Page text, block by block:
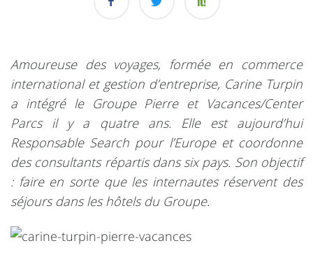
Amoureuse des voyages, formée en commerce
international et gestion d’entreprise, Carine Turpin
a intégré le Groupe Pierre et Vacances/Center
Parcs il y a quatre ans. Elle est aujourd’hui
Responsable Search pour l’Europe et coordonne
des consultants répartis dans six pays. Son objectif
: faire en sorte que les internautes réservent des
séjours dans les hôtels du Groupe.